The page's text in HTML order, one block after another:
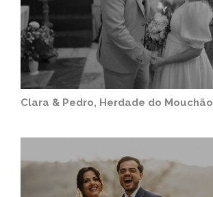
Clara & Pedro, Herdade do Mouchão